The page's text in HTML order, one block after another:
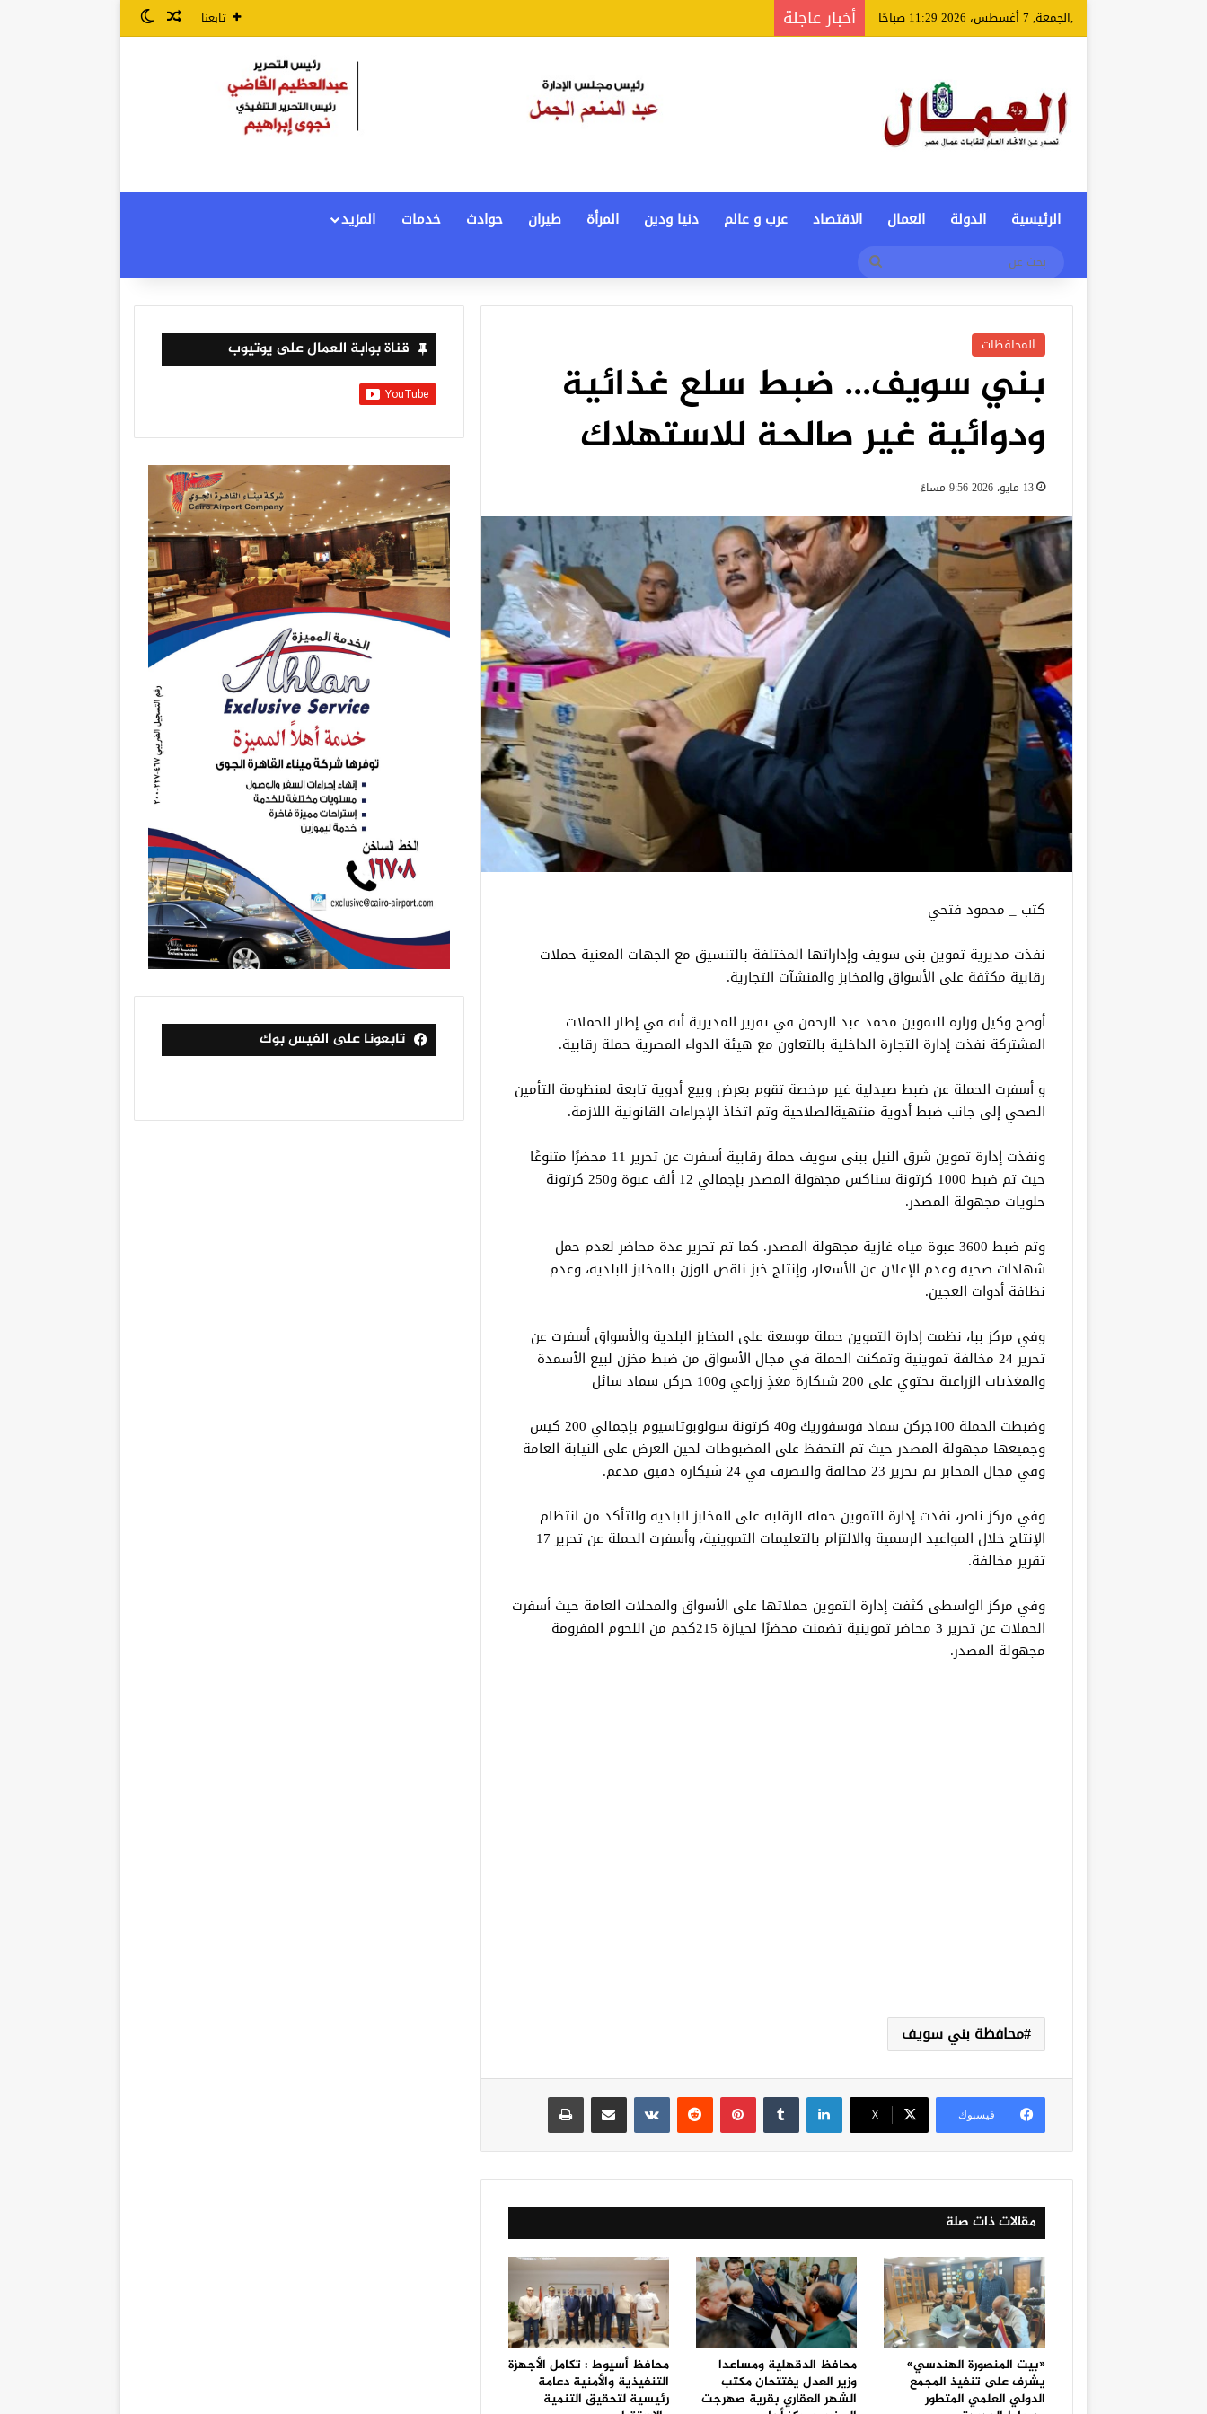
,الجمعة, 7 أغسطس، 2026 11:29 صباحًا أخبار عاجلة تابعنا مقال عشوائي
الوضع المظلم
الرئيسية الدولة العمال الاقتصاد عرب و عالم دنيا ودين المرأة طيران حوادث خدمات
المزيد
المحافظات
بني سويف… ضبط سلع غذائية
ودوائية غير صالحة للاستهلاك
13 مايو، 2026 9:56 مساءً
كتب _ محمود فتحي
نفذت مديرية تموين بني سويف وإداراتها المختلفة بالتنسيق مع الجهات المعنية حملات
رقابية مكثفة على الأسواق والمخابز والمنشآت التجارية.
أوضح وكيل وزارة التموين محمد عبد الرحمن في تقرير المديرية أنه في إطار الحملات
المشتركة نفذت إدارة التجارة الداخلية بالتعاون مع هيئة الدواء المصرية حملة رقابية.
و أسفرت الحملة عن ضبط صيدلية غير مرخصة تقوم بعرض وبيع أدوية تابعة لمنظومة التأمين
الصحي إلى جانب ضبط أدوية منتهيةالصلاحية وتم اتخاذ الإجراءات القانونية اللازمة.
ونفذت إدارة تموين شرق النيل ببني سويف حملة رقابية أسفرت عن تحرير 11 محضرًا متنوعًا
حيث تم ضبط 1000 كرتونة سناكس مجهولة المصدر بإجمالي 12 ألف عبوة و250 كرتونة
حلويات مجهولة المصدر.
وتم ضبط 3600 عبوة مياه غازية مجهولة المصدر. كما تم تحرير عدة محاضر لعدم حمل
شهادات صحية وعدم الإعلان عن الأسعار، وإنتاج خبز ناقص الوزن بالمخابز البلدية، وعدم
نظافة أدوات العجين.
وفي مركز ببا، نظمت إدارة التموين حملة موسعة على المخابز البلدية والأسواق أسفرت عن
تحرير 24 مخالفة تموينية وتمكنت الحملة في مجال الأسواق من ضبط مخزن لبيع الأسمدة
والمغذيات الزراعية يحتوي على 200 شيكارة مغذٍ زراعي و100 جركن سماد سائل
وضبطت الحملة 100جركن سماد فوسفوريك و40 كرتونة سولوبوتاسيوم بإجمالي 200 كيس
وجميعها مجهولة المصدر حيث تم التحفظ على المضبوطات لحين العرض على النيابة العامة
وفي مجال المخابز تم تحرير 23 مخالفة والتصرف في 24 شيكارة دقيق مدعم.
وفي مركز ناصر، نفذت إدارة التموين حملة للرقابة على المخابز البلدية والتأكد من انتظام
الإنتاج خلال المواعيد الرسمية والالتزام بالتعليمات التموينية، وأسفرت الحملة عن تحرير 17
تقرير مخالفة.
وفي مركز الواسطى كثفت إدارة التموين حملاتها على الأسواق والمحلات العامة حيث أسفرت
الحملات عن تحرير 3 محاضر تموينية تضمنت محضرًا لحيازة 215كجم من اللحوم المفرومة
مجهولة المصدر.
محافظة بني سويف
فيسبوك ‫X
لينكدإن بينتيريست
مقالات ذات صلة
«بيت المنصورة الهندسي»
يشرف على تنفيذ المجمع
الدولي العلمي المتطور
محافظ الدقهلية ومساعدا
وزير العدل يفتتحان مكتب
الشهر العقاري بقرية صهرجت
محافظ أسيوط : تكامل الأجهزة
التنفيذية والأمنية دعامة
رئيسية لتحقيق التنمية
قناة بوابة العمال على يوتيوب
تابعونا على الفيس بوك